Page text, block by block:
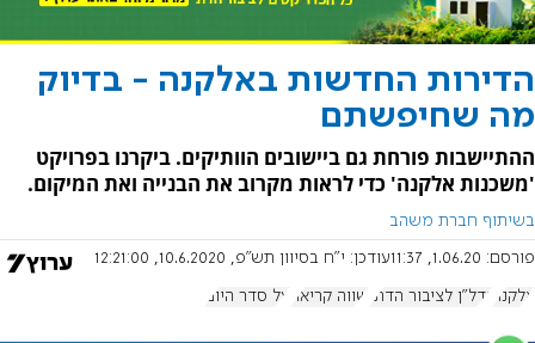
הדירות החדשות באלקנה - בדיוק
מה שחיפשתם
ההתיישבות פורחת גם ביישובים הוותיקים. ביקרנו בפרויקט
'משכנות אלקנה' כדי לראות מקרוב את הבנייה ואת המיקום.
בשיתוף חברת משהב
פורסם: 1.06.20, 11:37 עודכן: י"ח בסיוון תש"פ, 10.6.2020, 12:21:00
אלקנה נדל"ן לציבור הדתי שווה קריאה על סדר היום